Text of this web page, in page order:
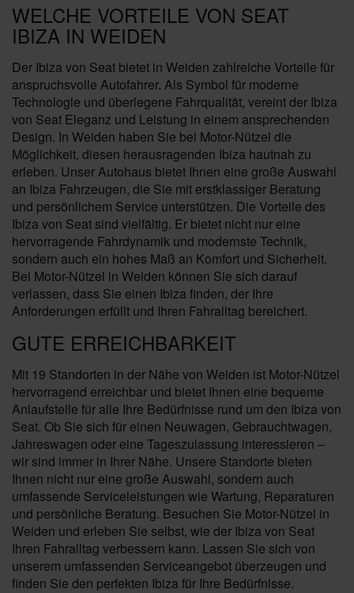
WELCHE VORTEILE VON SEAT
IBIZA IN WEIDEN
Der Ibiza von Seat bietet in Weiden zahlreiche Vorteile für
anspruchsvolle Autofahrer. Als Symbol für moderne
Technologie und überlegene Fahrqualität, vereint der Ibiza
von Seat Eleganz und Leistung in einem ansprechenden
Design. In Weiden haben Sie bei Motor-Nützel die
Möglichkeit, diesen herausragenden Ibiza hautnah zu
erleben. Unser Autohaus bietet Ihnen eine große Auswahl
an Ibiza Fahrzeugen, die Sie mit erstklassiger Beratung
und persönlichem Service unterstützen. Die Vorteile des
Ibiza von Seat sind vielfältig. Er bietet nicht nur eine
hervorragende Fahrdynamik und modernste Technik,
sondern auch ein hohes Maß an Komfort und Sicherheit.
Bei Motor-Nützel in Weiden können Sie sich darauf
verlassen, dass Sie einen Ibiza finden, der Ihre
Anforderungen erfüllt und Ihren Fahralltag bereichert.
GUTE ERREICHBARKEIT
Mit 19 Standorten in der Nähe von Weiden ist Motor-Nützel
hervorragend erreichbar und bietet Ihnen eine bequeme
Anlaufstelle für alle Ihre Bedürfnisse rund um den Ibiza von
Seat. Ob Sie sich für einen Neuwagen, Gebrauchtwagen,
Jahreswagen oder eine Tageszulassung interessieren –
wir sind immer in Ihrer Nähe. Unsere Standorte bieten
Ihnen nicht nur eine große Auswahl, sondern auch
umfassende Serviceleistungen wie Wartung, Reparaturen
und persönliche Beratung. Besuchen Sie Motor-Nützel in
Weiden und erleben Sie selbst, wie der Ibiza von Seat
Ihren Fahralltag verbessern kann. Lassen Sie sich von
unserem umfassenden Serviceangebot überzeugen und
finden Sie den perfekten Ibiza für Ihre Bedürfnisse.